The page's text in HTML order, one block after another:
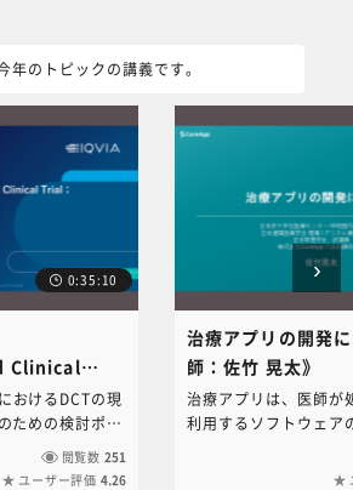
年のトピックの講義です。
0:35:10
Clinical
本と計画のポ
サービシ
会社》
おけるDCTの現
ための検討ポイ
的な考え方を
を招き解説して
閲覧数 251
ユーザー評価 4.26
治療アプリの開発
師：佐竹 晃太》
治療アプリは、医師が
利用するソフトウェア
った患者の行動や考
›